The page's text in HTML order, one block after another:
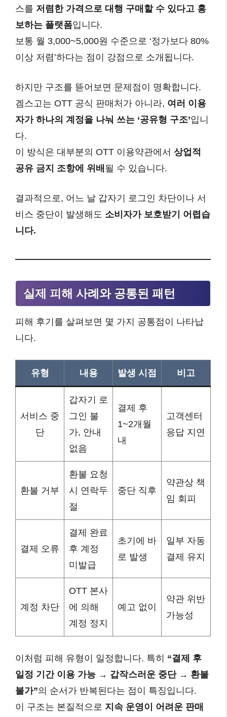
스를 저렴한 가격으로 대행 구매할 수 있다고 홍
보하는 플랫폼입니다.
보통 월 3,000~5,000원 수준으로 ‘정가보다 80%
이상 저렴’하다는 점이 강점으로 소개됩니다.
하지만 구조를 뜯어보면 문제점이 명확합니다.
겜스고는 OTT 공식 판매처가 아니라, 여러 이용
자가 하나의 계정을 나눠 쓰는 ‘공유형 구조’입니
다.
이 방식은 대부분의 OTT 이용약관에서 상업적
공유 금지 조항에 위배 될 수 있습니다.
결과적으로, 어느 날 갑자기 로그인 차단이나 서
비스 중단이 발생해도 소비자가 보호받기 어렵습
니다.
실제 피해 사례와 공통된 패턴
피해 후기를 살펴보면 몇 가지 공통점이 나타납
니다.
유형 내용 발생 시점 비고
서비스 중
단
갑자기 로
그인 불
가, 안내
없음
결제 후
1~2개월
내
고객센터
응답 지연
환불 거부
환불 요청
시 연락두
절
중단 직후
약관상 책
임 회피
결제 오류
결제 완료
후 계정
미발급
초기에 바
로 발생
일부 자동
결제 유지
계정 차단
OTT 본사
에 의해
계정 정지
예고 없이
약관 위반
가능성
이처럼 피해 유형이 일정합니다. 특히 “결제 후
일정 기간 이용 가능 → 갑작스러운 중단 → 환불
불가”의 순서가 반복된다는 점이 특징입니다.
이 구조는 본질적으로 지속 운영이 어려운 판매